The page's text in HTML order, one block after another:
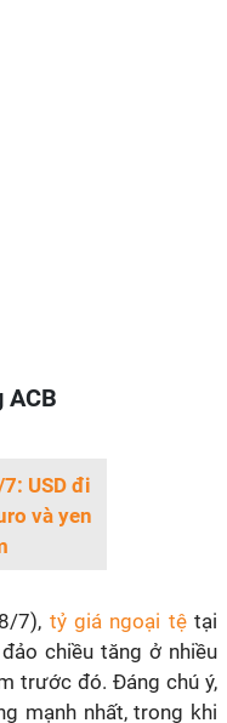
ACB
USD đi
và yen
7), tỷ giá ngoại tệtại
chiều tăng ở nhiều
trước đó. Đáng chú ý,
mạnh nhất, trong khi